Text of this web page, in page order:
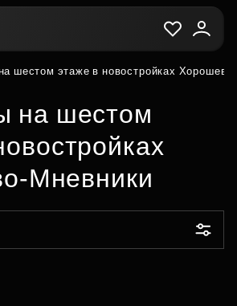
шестом этаже в новостройках
на шестом
Мневники